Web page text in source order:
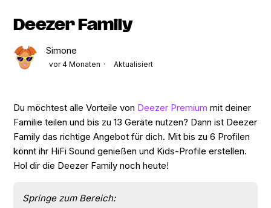
Deezer Family
Simone
vor 4 Monaten Aktualisiert
Du möchtest alle Vorteile von Deezer Premium mit deiner
Familie teilen und bis zu 13 Geräte nutzen? Dann ist Deezer
Family das richtige Angebot für dich. Mit bis zu 6 Profilen
könnt ihr HiFi Sound genießen und Kids-Profile erstellen.
Hol dir die Deezer Family noch heute!
Springe zum Bereich: